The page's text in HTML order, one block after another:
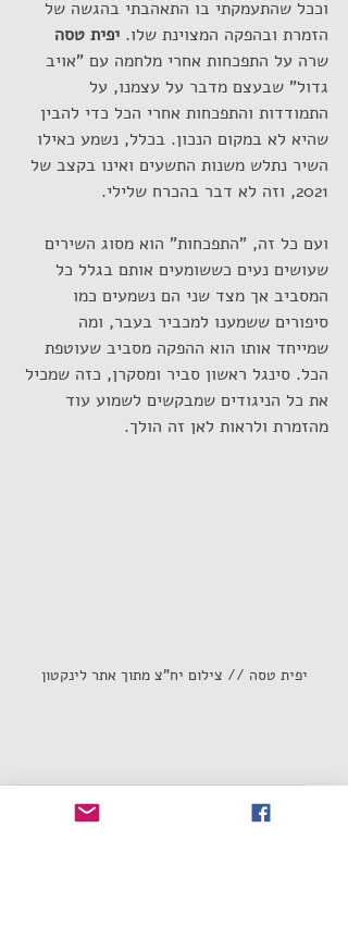
וככל שהתעמקתי בו התאהבתי בהגשה של
הזמרת ובהפקה המצוינת שלו. יפית טסה
שרה על התפכחות אחרי מלחמה עם "אויב
גדול" שבעצם מדבר על עצמנו, על
התמודדות והתפכחות אחרי הכל כדי להבין
שהיא לא במקום הנכון. בכלל, נשמע כאילו
השיר נתלש משנות התשעים ואינו בקצב של
2021, וזה לא דבר בהכרח שלילי.
ועם כל זה, "התפכחות" הוא מסוג השירים
שעושים נעים כששומעים אותם בגלל כל
המסביב אך מצד שני הם נשמעים כמו
סיפורים ששמענו למכביר בעבר, ומה
שמייחד אותו הוא ההפקה מסביב שעוטפת
הכל. סינגל ראשון סביר ומסקרן, כזה שמכיל
את כל הניגודים שמבקשים לשמוע עוד
מהזמרת ולראות לאן זה הולך.
יפית טסה // צילום יח"צ מתוך אתר לינקטון